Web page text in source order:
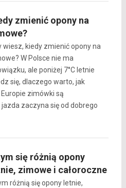
zmienić opony na
wiesz, kiedy zmienić opony na
W Polsce nie ma
ale poniżej 7°C letnie
się, dlaczego warto, jak
zimówki są
zaczyna się od dobrego
się różnią opony
zimowe i całoroczne
różnią się opony letnie,